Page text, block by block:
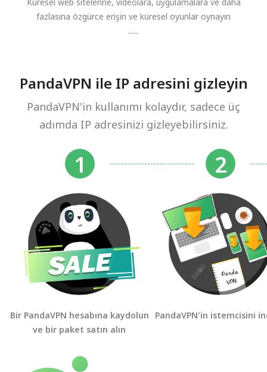
fazlasına özgürce erişin ve küresel oyunlar oynayın
......
PandaVPN ile IP adresini gizleyin
PandaVPN'in kullanımı kolaydır, sadece üç
adımda IP adresinizi gizleyebilirsiniz.
Bir PandaVPN hesabına kaydolun
ve bir paket satın alın
PandaVPN'in istemcisini